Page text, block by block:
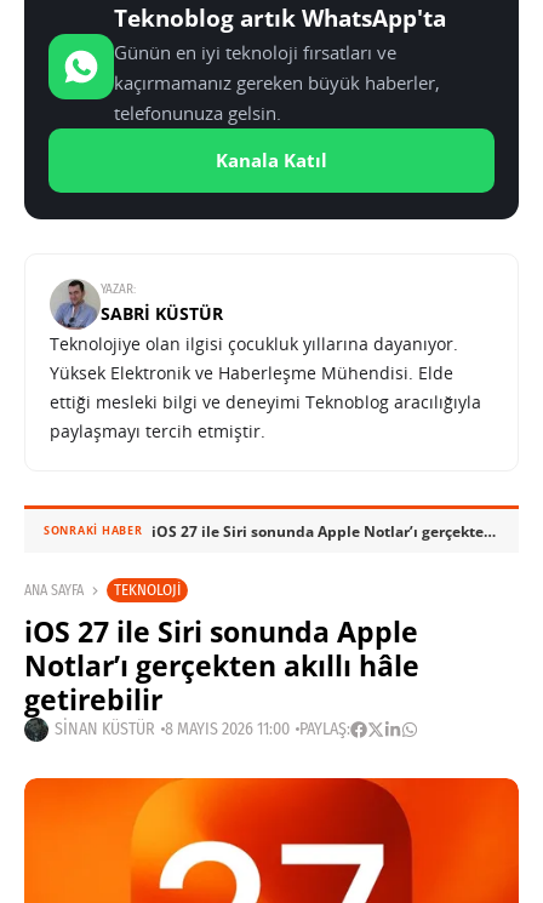
Teknoblog artık WhatsApp'ta
Günün en iyi teknoloji fırsatları ve
kaçırmamanız gereken büyük haberler,
telefonunuza gelsin.
Kanala Katıl
YAZAR:
SABRI KÜSTÜR
Teknolojiye olan ilgisi çocukluk yıllarına dayanıyor.
Yüksek Elektronik ve Haberleşme Mühendisi. Elde
ettiği mesleki bilgi ve deneyimi Teknoblog aracılığıyla
paylaşmayı tercih etmiştir.
SONRAKI HABER iOS 27 ile Siri sonunda Apple Notlar’ı gerçekten akıllı hâle getirebilir
ANA SAYFA TEKNOLOJI
iOS 27 ile Siri sonunda Apple
Notlar’ı gerçekten akıllı hâle
getirebilir
SINAN KÜSTÜR 8 MAYIS 2026 11:00 PAYLAŞ: